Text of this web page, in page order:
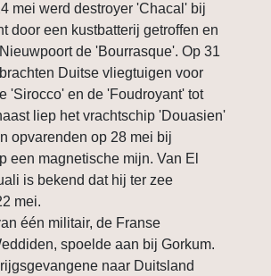
mei werd destroyer 'Chacal' bij
door een kustbatterij getroffen en
de 'Bourrasque'. Op 31
Duitse vliegtuigen voor
'Sirocco' en de 'Foudroyant' tot
liep het vrachtschip 'Douasien'
opvarenden op 28 mei bij
een magnetische mijn. Van El
is bekend dat hij ter zee
mei.
één militair, de Franse
spoelde aan bij Gorkum.
naar Duitsland